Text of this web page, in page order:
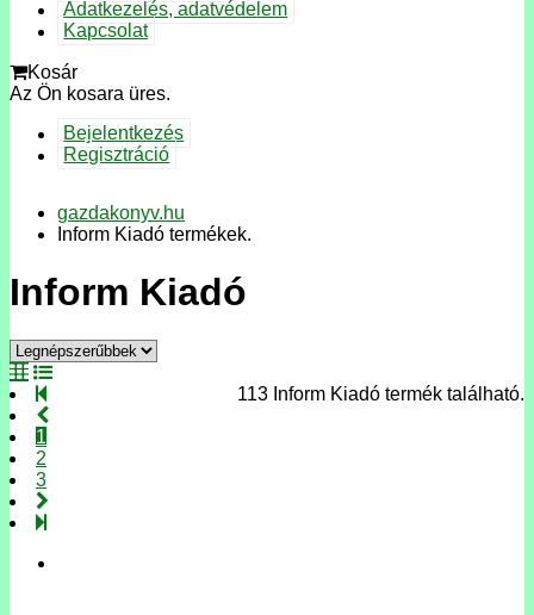
Adatkezelés, adatvédelem
Kapcsolat
Kosár
Az Ön kosara üres.
Bejelentkezés
Regisztráció
gazdakonyv.hu
Inform Kiadó termékek.
Inform Kiadó
113 Inform Kiadó termék található.
1
2
3